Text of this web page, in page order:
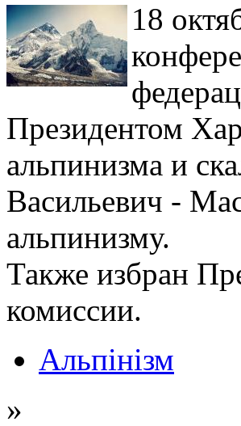
18
Президентом
альпинизма и
Васильевич -
альпинизму.
Также избран
комиссии.
Альпінізм
»